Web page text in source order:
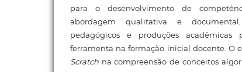
para o desenvolvimento de
abordagem qualitativa e
pedagógicos e produções
ferramenta na formação inicial docente. O
Scratchna compreensão de conceitos